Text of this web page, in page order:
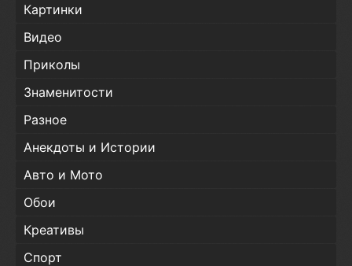
Картинки
Видео
Приколы
Знаменитости
Разное
Анекдоты и Истории
Авто и Мото
Обои
Креативы
Спорт